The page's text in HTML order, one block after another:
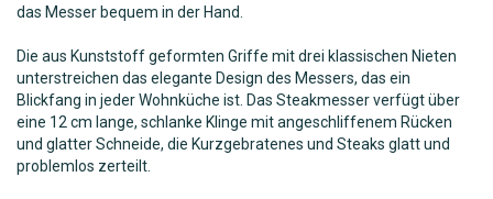
das Messer bequem in der Hand.
Die aus Kunststoff geformten Griffe mit drei klassischen Nieten
unterstreichen das elegante Design des Messers, das ein
Blickfang in jeder Wohnküche ist. Das Steakmesser verfügt über
eine 12 cm lange, schlanke Klinge mit angeschliffenem Rücken
und glatter Schneide, die Kurzgebratenes und Steaks glatt und
problemlos zerteilt.